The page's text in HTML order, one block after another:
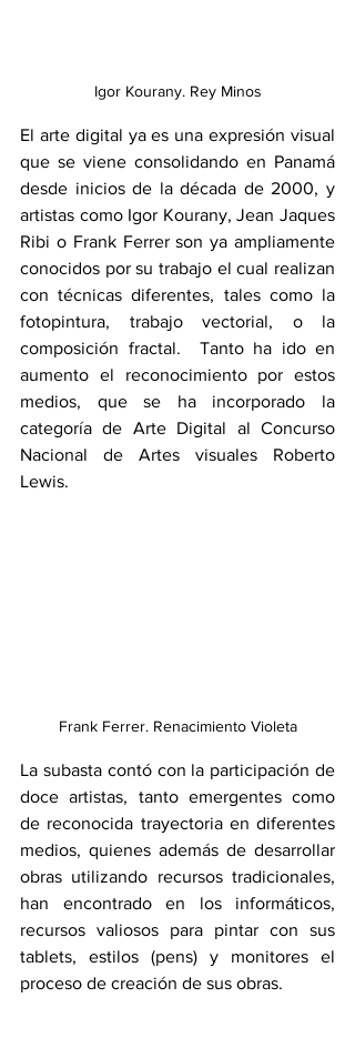
Igor Kourany. Rey Minos
El arte digital ya es una expresión visual
que se viene consolidando en Panamá
desde inicios de la década de 2000, y
artistas como Igor Kourany, Jean Jaques
Ribi o Frank Ferrer son ya ampliamente
conocidos por su trabajo el cual realizan
con técnicas diferentes, tales como la
fotopintura, trabajo vectorial, o la
composición fractal.  Tanto ha ido en
aumento el reconocimiento por estos
medios, que se ha incorporado la
categoría de Arte Digital al Concurso
Nacional de Artes visuales Roberto
Lewis.
Frank Ferrer. Renacimiento Violeta
La subasta contó con la participación de
doce artistas, tanto emergentes como
de reconocida trayectoria en diferentes
medios, quienes además de desarrollar
obras utilizando recursos tradicionales,
han encontrado en los informáticos,
recursos valiosos para pintar con sus
tablets, estilos (pens) y monitores el
proceso de creación de sus obras.